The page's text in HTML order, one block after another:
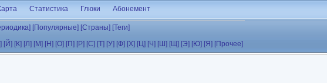
Статистика Глюки Абонемент
[Популярные] [Страны] [Теги]
[Й] [К] [Л] [М] [Н] [О] [П] [Р] [С] [Т] [У] [Ф] [Х] [Ц] [Ч] [Ш] [Щ] [Э] [Ю] [Я] [Прочее]